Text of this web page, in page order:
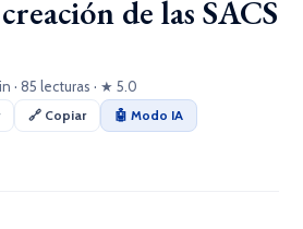
de las SACS
· 85 lecturas · ★ 5.0
🔗 Copiar
🤖 Modo IA